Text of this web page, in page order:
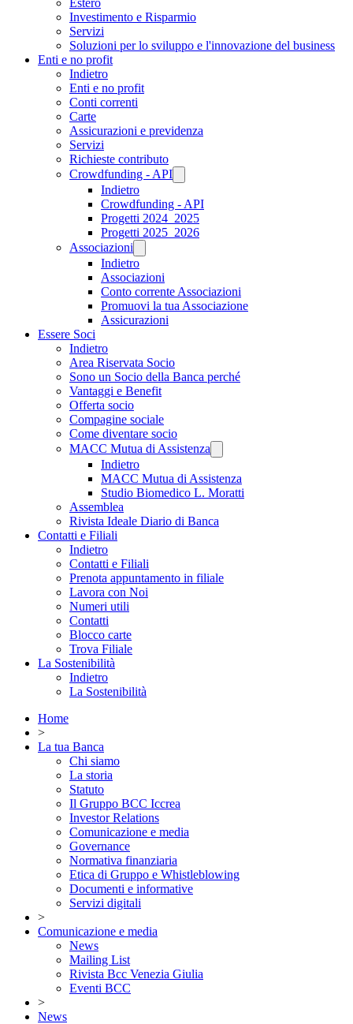
Estero
Investimento e Risparmio
Servizi
Soluzioni per lo sviluppo e l'innovazione del business
Enti e no profit
Indietro
Enti e no profit
Conti correnti
Carte
Assicurazioni e previdenza
Servizi
Richieste contributo
Crowdfunding - API
Indietro
Crowdfunding - API
Progetti 2024_2025
Progetti 2025_2026
Associazioni
Indietro
Associazioni
Conto corrente Associazioni
Promuovi la tua Associazione
Assicurazioni
Essere Soci
Indietro
Area Riservata Socio
Sono un Socio della Banca perché
Vantaggi e Benefit
Offerta socio
Compagine sociale
Come diventare socio
MACC Mutua di Assistenza
Indietro
MACC Mutua di Assistenza
Studio Biomedico L. Moratti
Assemblea
Rivista Ideale Diario di Banca
Contatti e Filiali
Indietro
Contatti e Filiali
Prenota appuntamento in filiale
Lavora con Noi
Numeri utili
Contatti
Blocco carte
Trova Filiale
La Sostenibilità
Indietro
La Sostenibilità
Home
>
La tua Banca
Chi siamo
La storia
Statuto
Il Gruppo BCC Iccrea
Investor Relations
Comunicazione e media
Governance
Normativa finanziaria
Etica di Gruppo e Whistleblowing
Documenti e informative
Servizi digitali
>
Comunicazione e media
News
Mailing List
Rivista Bcc Venezia Giulia
Eventi BCC
>
News